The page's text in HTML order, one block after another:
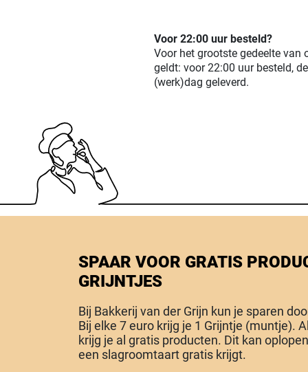
Voor 22:00 uur besteld?
Voor het grootste gedeelte van
geldt: voor 22:00 uur besteld,
(werk)dag geleverd.
SPAAR VOOR GRATIS
GRIJNTJES
Bij Bakkerij van der Grijn kun je sparen
Bij elke 7 euro krijg je 1 Grijntje (muntje).
krijg je al gratis producten. Dit kan
een slagroomtaart gratis krijgt.